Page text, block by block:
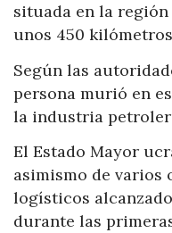
situada en la
unos 450
Según las
persona murió en
la industria
El Estado Mayor
asimismo de varios
logísticos
durante las